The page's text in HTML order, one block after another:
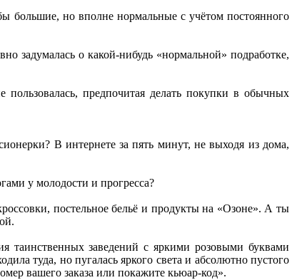
большие, но вполне нормальные с учётом постоянного
задумалась о какой-нибудь «нормальной» подработке,
предпочитая делать покупки в обычных
В интернете за пять минут, не выходя из дома,
у молодости и прогресса?
постельное бельё и продукты на «Озоне». А ты
таинственных заведений с яркими розовыми буквами
туда, но пугалась яркого света и абсолютно пустого
вашего заказа или покажите кьюар-код».